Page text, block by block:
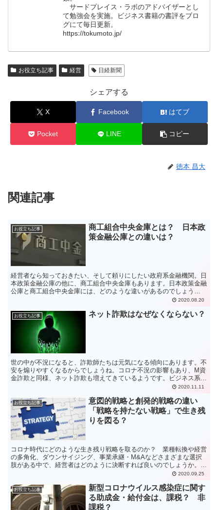
サードプレイス・ラボのアドバイザーとし
て勉強会を実施。ビジネス書籍の書評をブロ
グにて毎日更新。
https://tokumoto.jp/
お役立ち記事 経営 日経新聞
シェアする
X Facebook はてブ
Pocket LINE コピー
徳本 昌大
関連記事
お役立ち記事
商工組合中央金庫とは？ 日本政
策金融公庫との違いは？
経営者なら知っておきたい、そして頼りにしたい政府系金融機関。日
本政策金融公庫の他に、商工組合中央金庫もあります。日本政策金融
公庫と商工組合中央金庫には、どのような違いがあるのでしょう
か？ 商工組合中央金庫から融資を受けるには、どうすれば良い...
2020.08.20
お役立ち記事 ネット詐欺はなぜなくならない？
世の中が不況になると、詐欺師たちは元気になる傾向にあります。不
安を煽りやすくなるからでしょうね。コロナ不況の影響もあり、M資
金詐欺と同様、ネット詐欺も増えてきているようです。ビジネス系
YouTuberの経歴詐称もありましたから、よくよく注意が必要です
2020.11.11
お役立ち記事
意図的戦略と創発的戦略の違い
「戦略を持たない戦略」で生き残
りを図る？
コロナ時代にどのような生き残り戦略を取るのか？ 業種転換や経営
の多角化、ダウンサイジング、事業承継・M&Aなどさまざまな選択
肢がある中で、経営者はどのように決断すれば良いのでしょうか。意
図的戦略と創発的戦略の違いや、どちらが自社に合っているのかな
2020.09.25
お役立ち記事
新型コロナウイルス感染症に関す
る助成金・給付金は、課税？ 非
課税？